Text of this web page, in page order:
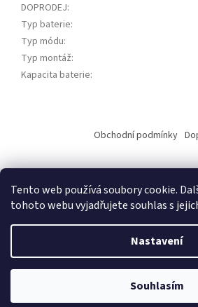
Tento web používá soubory cookie.
tohoto webu vyjadřujete souhlas s
Nastavení
Souhlasím
DOPRODEJ:
Typ baterie:
Typ módu:
Typ montáž:
Kapacita baterie:
a
t
Obchodní podmínky
Vytvořil
ALKO elektro s.r.o..
Upravit nastavení
Copyright © 2014 Alko elektro, Vladimír